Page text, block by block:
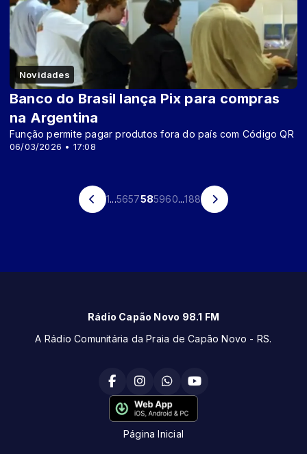
Novidades
06/03/2026 • 17:08
Banco do Brasil lança Pix para compras
na Argentina
Função permite pagar produtos fora do país com Código QR
1...5657585960...188
Rádio Capão Novo 98.1 FM
A Rádio Comunitária da Praia de Capão Novo - RS.
Página Inicial